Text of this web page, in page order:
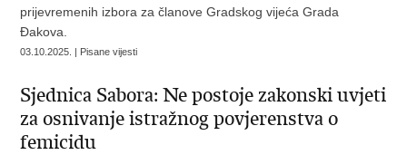
prijevremenih izbora za članove Gradskog vijeća Grada
Đakova.
03.10.2025. | Pisane vijesti
Sjednica Sabora: Ne postoje zakonski uvjeti
za osnivanje istražnog povjerenstva o
femicidu